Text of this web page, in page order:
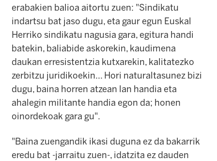
erabakien balioa aitortu zuen: "Sindikatu
indartsu bat jaso dugu, eta gaur egun Euskal
Herriko sindikatu nagusia gara, egitura handi
batekin, baliabide askorekin, kaudimena
daukan erresistentzia kutxarekin, kalitatezko
zerbitzu juridikoekin... Hori naturaltasunez bizi
dugu, baina horren atzean lan handia eta
ahalegin militante handia egon da; honen
oinordekoak gara gu".
"Baina zuengandik ikasi duguna ez da bakarrik
eredu bat -jarraitu zuen-, idatzita ez dauden